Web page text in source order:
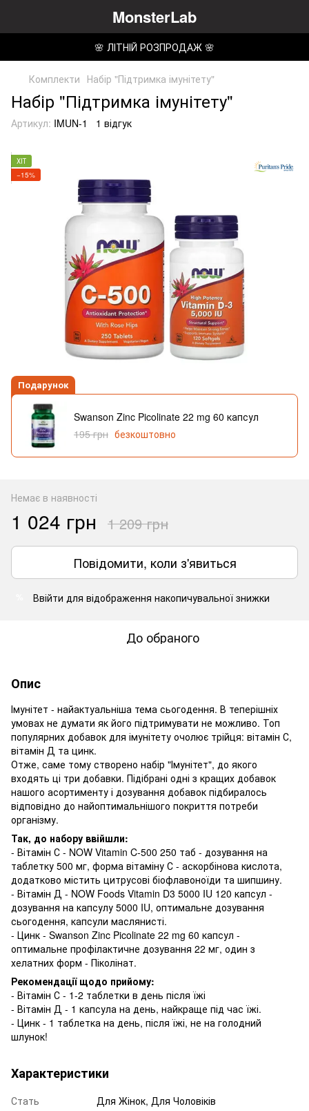
MonsterLab
🌸 ЛІТНІЙ РОЗПРОДАЖ 🌸
Комплекти Набір "Підтримка імунітету"
Набір "Підтримка імунітету"
Артикул: IMUN-1 1 відгук
ХІТ
−15%
Подарунок
Swanson Zinc Picolinate 22 mg 60 капсул
195 грн безкоштовно
Немає в наявності
1 024 грн 1 209 грн
Повідомити, коли з'явиться
Ввійти для відображення накопичувальної знижки
До обраного
Опис
Імунітет - найактуальніша тема сьогодення. В теперішніх
умовах не думати як його підтримувати не можливо. Топ
популярних добавок для імунітету очолює трійця: вітамін С,
вітамін Д та цинк.
Отже, саме тому створено набір "Імунітет", до якого
входять ці три добавки. Підібрані одні з кращих добавок
нашого асортименту і дозування добавок підбиралось
відповідно до найоптимальнішого покриття потреби
організму.
Так, до набору ввійшли:
- Вітамін С - NOW Vitamin C-500 250 таб - дозування на
таблетку 500 мг, форма вітаміну С - аскорбінова кислота,
додатково містить цитрусові біофлавоноїди та шипшину.
- Вітамін Д - NOW Foods Vitamin D3 5000 IU 120 капсул -
дозування на капсулу 5000 IU, оптимальне дозування
сьогодення, капсули маслянисті.
- Цинк - Swanson Zinc Picolinate 22 mg 60 капсул -
оптимальне профілактичне дозування 22 мг, один з
хелатних форм - Піколінат.
Рекомендації щодо прийому:
- Вітамін С - 1-2 таблетки в день після їжі
- Вітамін Д - 1 капсула на день, найкраще під час їжі.
- Цинк - 1 таблетка на день, після їжі, не на голодний
шлунок!
Характеристики
Стать
Для Жінок, Для Чоловіків